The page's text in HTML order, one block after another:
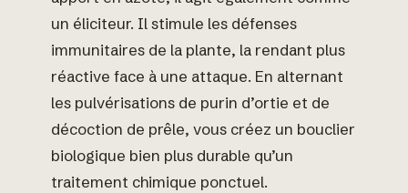
un éliciteur. Il stimule les défenses
immunitaires de la plante, la rendant plus
réactive face à une attaque. En alternant
les pulvérisations de purin d’ortie et de
décoction de prêle, vous créez un bouclier
biologique bien plus durable qu’un
traitement chimique ponctuel.